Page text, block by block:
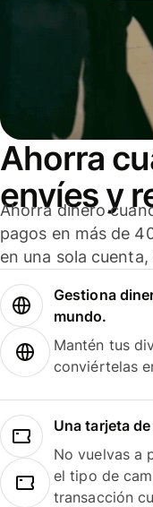
Ahorra
envíes y
Ahorra dinero
pagos en más de
en una sola
Gestiona
mundo.
Mantén tus
conviértelas
Una tarjeta
No vuelvas a
el tipo de
transacción